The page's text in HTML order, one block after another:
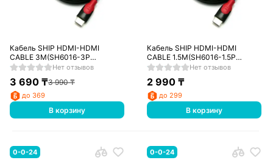
Кабель SHIP HDMI-HDMI
CABLE 3M(SH6016-3P
Пол.Пакет) Нет отзывов
3 690₸3 990₸
до 369
В корзину
Кабель SHIP HDMI-HDMI
CABLE 1.5M(SH6016-1.5P
Пол.Пакет) Нет отзывов
2 990 ₸
до 299
В корзину
0-0-24 0-0-24